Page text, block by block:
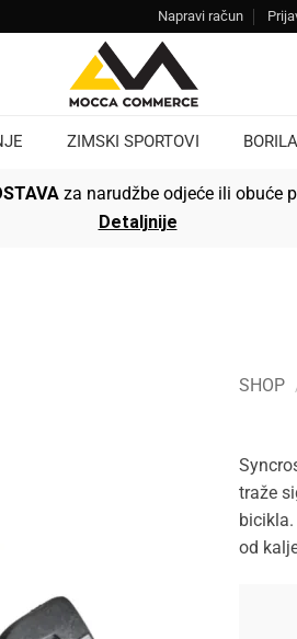
Napravi račun
ZIMSKI SPORTOVI
za narudžbe odjeće ili obuće
Detaljnije
SHOP
traže
od